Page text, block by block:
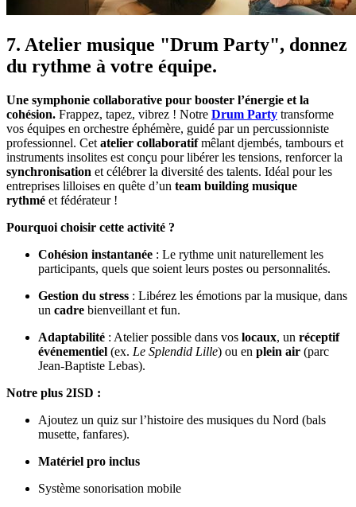
7. Atelier musique "Drum Party", donnez
du rythme à votre équipe.
Une symphonie collaborative pour booster l’énergie et la
cohésion. Frappez, tapez, vibrez ! Notre Drum Party transforme
vos équipes en orchestre éphémère, guidé par un percussionniste
professionnel. Cet atelier collaboratifmêlant djembés, tambours et
instruments insolites est conçu pour libérer les tensions, renforcer la
synchronisation et célébrer la diversité des talents. Idéal pour les
entreprises lilloises en quête d’un team building musique
rythmé et fédérateur !
Pourquoi choisir cette activité ?
Cohésion instantanée : Le rythme unit naturellement les
participants, quels que soient leurs postes ou personnalités.
Gestion du stress : Libérez les émotions par la musique, dans
un cadre bienveillant et fun.
Adaptabilité : Atelier possible dans vos locaux, un réceptif
événementiel (ex. Le Splendid Lille) ou en plein air (parc
Jean-Baptiste Lebas).
Notre plus 2ISD :
Ajoutez un quiz sur l’histoire des musiques du Nord (bals
musette, fanfares).
Matériel pro inclus
Système sonorisation mobile